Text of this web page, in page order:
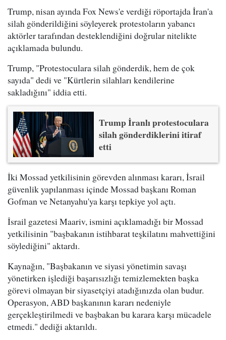
Trump, nisan ayında Fox News'e verdiği röportajda İran'a
silah gönderildiğini söyleyerek protestoların yabancı
aktörler tarafından desteklendiğini doğrular nitelikte
açıklamada bulundu.
Trump, "Protestoculara silah gönderdik, hem de çok
sayıda" dedi ve "Kürtlerin silahları kendilerine
sakladığını" iddia etti.
Trump İranlı protestoculara
silah gönderdiklerini itiraf
etti
İki Mossad yetkilisinin görevden alınması kararı, İsrail
güvenlik yapılanması içinde Mossad başkanı Roman
Gofman ve Netanyahu'ya karşı tepkiye yol açtı.
İsrail gazetesi Maariv, ismini açıklamadığı bir Mossad
yetkilisinin "başbakanın istihbarat teşkilatını mahvettiğini
söylediğini" aktardı.
Kaynağın, "Başbakanın ve siyasi yönetimin savaşı
yönetirken işlediği başarısızlığı temizlemekten başka
görevi olmayan bir siyasetçiyi atadığınızda olan budur.
Operasyon, ABD başkanının kararı nedeniyle
gerçekleştirilmedi ve başbakan bu karara karşı mücadele
etmedi." dediği aktarıldı.